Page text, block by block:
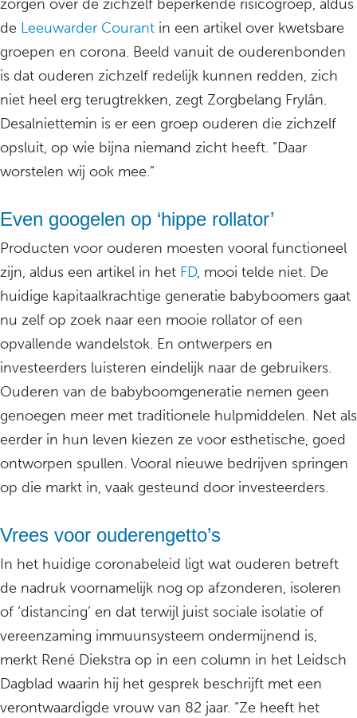
zorgen over de zichzelf beperkende risicogroep, aldus
de Leeuwarder Courant in een artikel over kwetsbare
groepen en corona. Beeld vanuit de ouderenbonden
is dat ouderen zichzelf redelijk kunnen redden, zich
niet heel erg terugtrekken, zegt Zorgbelang Frylân.
Desalniettemin is er een groep ouderen die zichzelf
opsluit, op wie bijna niemand zicht heeft. “Daar
worstelen wij ook mee.”
Even googelen op ‘hippe rollator’
Producten voor ouderen moesten vooral functioneel
zijn, aldus een artikel in het FD, mooi telde niet. De
huidige kapitaalkrachtige generatie babyboomers gaat
nu zelf op zoek naar een mooie rollator of een
opvallende wandelstok. En ontwerpers en
investeerders luisteren eindelijk naar de gebruikers.
Ouderen van de babyboomgeneratie nemen geen
genoegen meer met traditionele hulpmiddelen. Net als
eerder in hun leven kiezen ze voor esthetische, goed
ontworpen spullen. Vooral nieuwe bedrijven springen
op die markt in, vaak gesteund door investeerders.
Vrees voor ouderengetto’s
In het huidige coronabeleid ligt wat ouderen betreft
de nadruk voornamelijk nog op afzonderen, isoleren
of ‘distancing’ en dat terwijl juist sociale isolatie of
vereenzaming immuunsysteem ondermijnend is,
merkt René Diekstra op in een column in het Leidsch
Dagblad waarin hij het gesprek beschrijft met een
verontwaardigde vrouw van 82 jaar. “Ze heeft het